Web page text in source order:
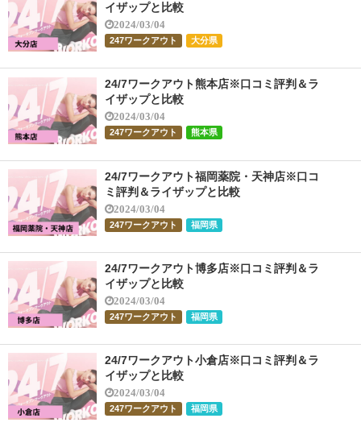
イザップと比較
2024/03/04
247ワークアウト 大分県
24/7ワークアウト熊本店※口コミ評判＆ラ
イザップと比較
2024/03/04
247ワークアウト 熊本県
24/7ワークアウト福岡薬院・天神店※口コ
ミ評判＆ライザップと比較
2024/03/04
247ワークアウト 福岡県
24/7ワークアウト博多店※口コミ評判＆ラ
イザップと比較
2024/03/04
247ワークアウト 福岡県
24/7ワークアウト小倉店※口コミ評判＆ラ
イザップと比較
2024/03/04
247ワークアウト 福岡県